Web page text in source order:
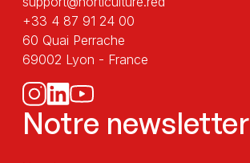
+33 4 87 91 24 00
60 Quai Perrache
69002 Lyon - France
Notre newsletter